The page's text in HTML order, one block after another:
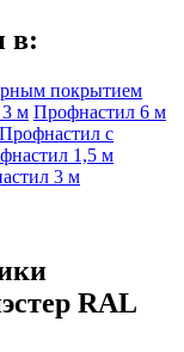
в:
покрытием
м Профнастил 6 м
Профнастил с
1,5 м
3 м
RAL